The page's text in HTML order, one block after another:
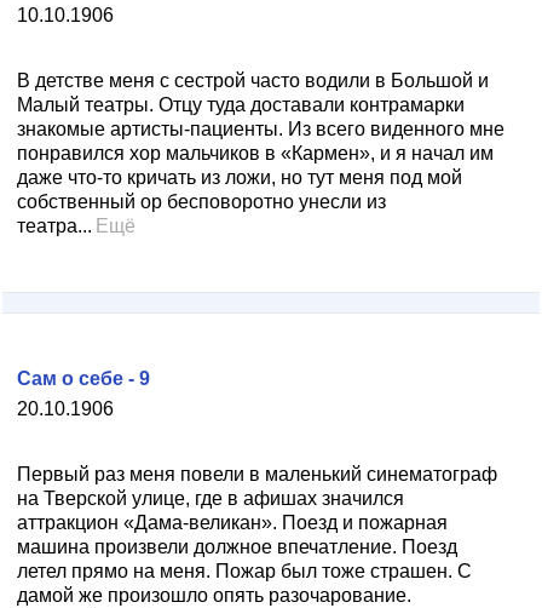
10.10.1906
В детстве меня с сестрой часто водили в Большой и
Малый театры. Отцу туда доставали контрамарки
знакомые артисты-пациенты. Из всего виденного мне
понравился хор мальчиков в «Кармен», и я начал им
даже что-то кричать из ложи, но тут меня под мой
собственный ор бесповоротно унесли из
театра... Ещё
20.10.1906
Сам о себе - 9
Первый раз меня повели в маленький синематограф
на Тверской улице, где в афишах значился
аттракцион «Дама-великан». Поезд и пожарная
машина произвели должное впечатление. Поезд
летел прямо на меня. Пожар был тоже страшен. С
дамой же произошло опять разочарование.